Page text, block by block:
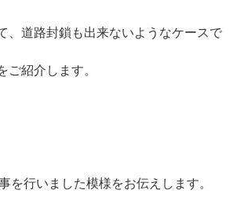
、道路封鎖も出来ないようなケースで
ご紹介します。
を行いました模様をお伝えします。